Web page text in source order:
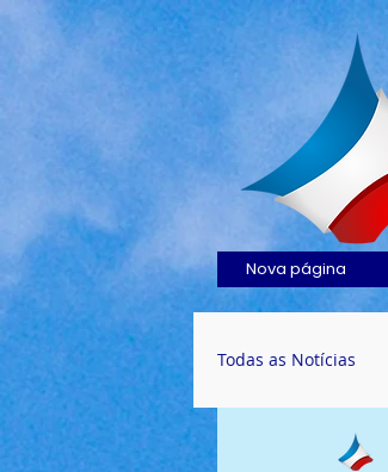
Nova página
Todas as Notícias